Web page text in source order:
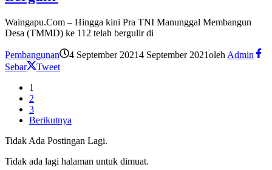
Waingapu.Com – Hingga kini Pra TNI Manunggal Membangun
Desa (TMMD) ke 112 telah bergulir di
Pembangunan 4 September 20214 September 2021oleh Admin
Sebar
Tweet
1
2
3
Berikutnya
Tidak Ada Postingan Lagi.
Tidak ada lagi halaman untuk dimuat.